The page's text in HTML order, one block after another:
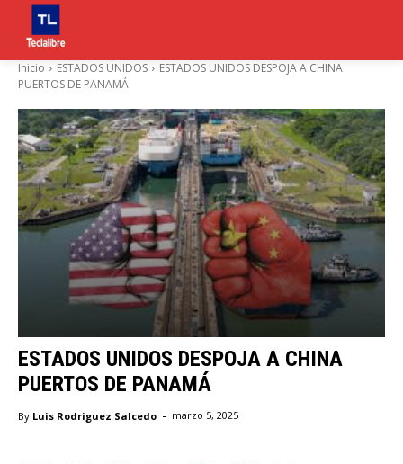
Inicio ESTADOS UNIDOS
ESTADOS UNIDOS DESPOJA A CHINA
PUERTOS DE PANAMÁ
ESTADOS UNIDOS DESPOJA A CHINA
PUERTOS DE PANAMÁ
By Luis Rodriguez Salcedo - marzo 5, 2025